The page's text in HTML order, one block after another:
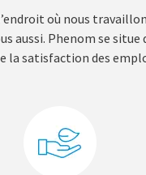
où nous
aussi. Phenom se situe
la satisfaction des